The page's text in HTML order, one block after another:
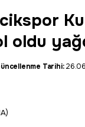
oldu
Tarihi: